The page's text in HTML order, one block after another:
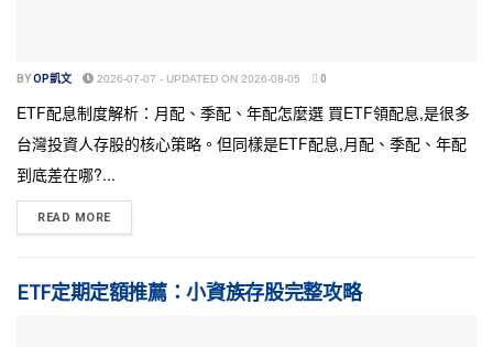
BYOP凱文 2026-07-07 - UPDATED ON 2026-08-05 0
ETF配息制度解析：月配、季配、年配怎麼選 買ETF領配息,是很多
台灣投資人存股的核心策略。但同樣是ETF配息,月配、季配、年配
到底差在哪?...
READ MORE
ETF定期定額推薦：小資族存股完整攻略